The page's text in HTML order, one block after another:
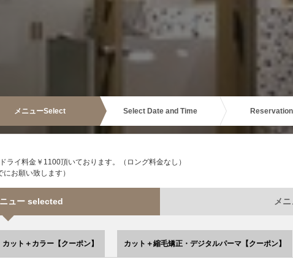
メニューSelect Select Date and Time Reservation
ライ料金￥1100頂いております。（ロング料金なし）
お願い致します）
ュー selected メ
カット＋カラー【クーポン】 カット＋縮毛矯正・デジタルパーマ【クーポン】